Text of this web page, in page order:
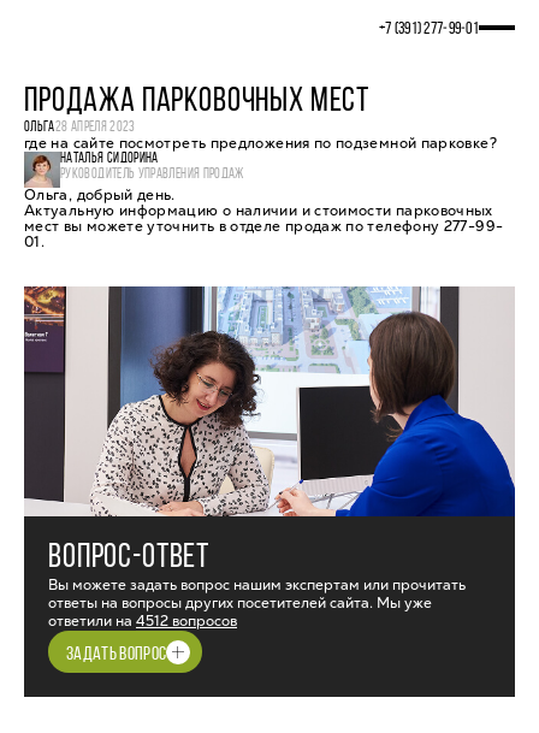
+7 (391) 277‒99‒01
ПРОДАЖА ПАРКОВОЧНЫХ МЕСТ
ОЛЬГА28 АПРЕЛЯ 2023
где на сайте посмотреть предложения по подземной парковке?
НАТАЛЬЯ СИДОРИНА
РУКОВОДИТЕЛЬ УПРАВЛЕНИЯ ПРОДАЖ
Ольга, добрый день.
Актуальную информацию о наличии и стоимости парковочных
мест вы можете уточнить в отделе продаж по телефону 277-99-
01.
ВОПРОС-ОТВЕТ
Вы можете задать вопрос нашим экспертам или прочитать
ответы на вопросы других посетителей сайта. Мы уже
ответили на 4512 вопросов
ЗАДАТЬ ВОПРОС